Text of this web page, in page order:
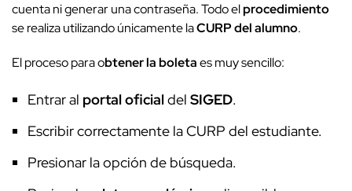
cuenta ni generar una contraseña. Todo elprocedimiento
se realiza utilizando únicamente laCURP del alumno.
El proceso para obtener la boletaes muy sencillo:
Entrar al portal oficialdel SIGED.
Escribir correctamente la CURP del estudiante.
Presionar la opción de búsqueda.